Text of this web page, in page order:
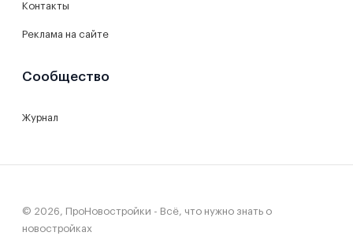
Контакты
Реклама на сайте
Сообщество
Журнал
© 2026, ПроНовостройки - Всё, что нужно знать о
новостройках